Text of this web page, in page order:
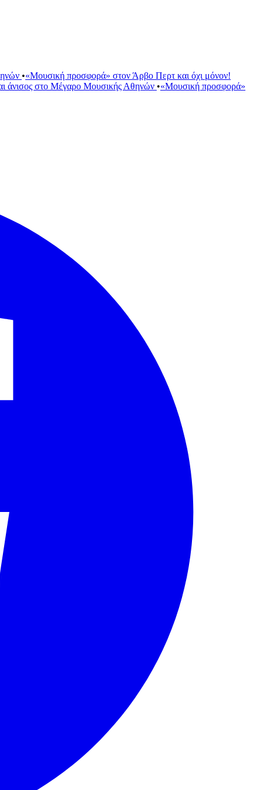
•«Μουσική προσφορά» στον Άρβο Περτ και όχι μόνον!
άνισος στο Μέγαρο Μουσικής Αθηνών •«Μουσική προσφορά»